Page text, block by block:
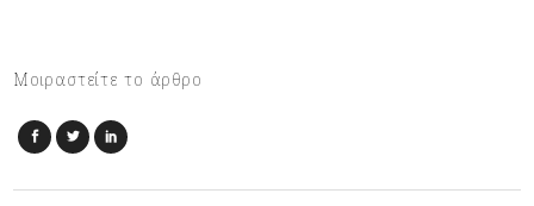
Μοιραστείτε το άρθρο